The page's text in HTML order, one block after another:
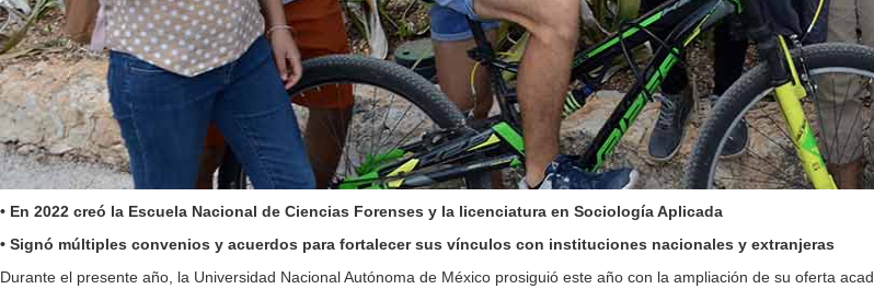
• En 2022 creó la Escuela Nacional de Ciencias Forenses y la licenciatura en Sociología Aplicada
• Signó múltiples convenios y acuerdos para fortalecer sus vínculos con instituciones nacionales y extranjeras
Durante el presente año, la Universidad Nacional Autónoma de México prosiguió este año con la ampliación de su oferta